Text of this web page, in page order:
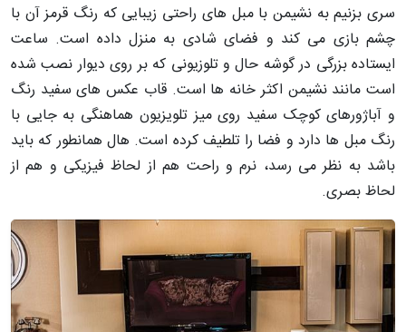
سری بزنیم به نشیمن با مبل های راحتی زیبایی که رنگ قرمز آن با
چشم بازی می کند و فضای شادی به منزل داده است. ساعت
ایستاده بزرگی در گوشه حال و تلوزیونی که بر روی دیوار نصب شده
است مانند نشیمن اکثر خانه ها است. قاب عکس های سفید رنگ
و آباژورهای کوچک سفید روی میز تلویزیون هماهنگی به جایی با
رنگ مبل ها دارد و فضا را تلطیف کرده است. هال همانطور که باید
باشد به نظر می رسد، نرم و راحت هم از لحاظ فیزیکی و هم از
لحاظ بصری.